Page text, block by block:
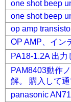
one shot beep
one shot beep
op amp
OP AMP、イン
PA18-1.2A 出
PAM8403動作
解。 購入して通
panasonic